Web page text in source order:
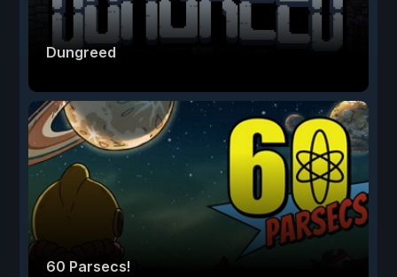
Dungreed
60 Parsecs!